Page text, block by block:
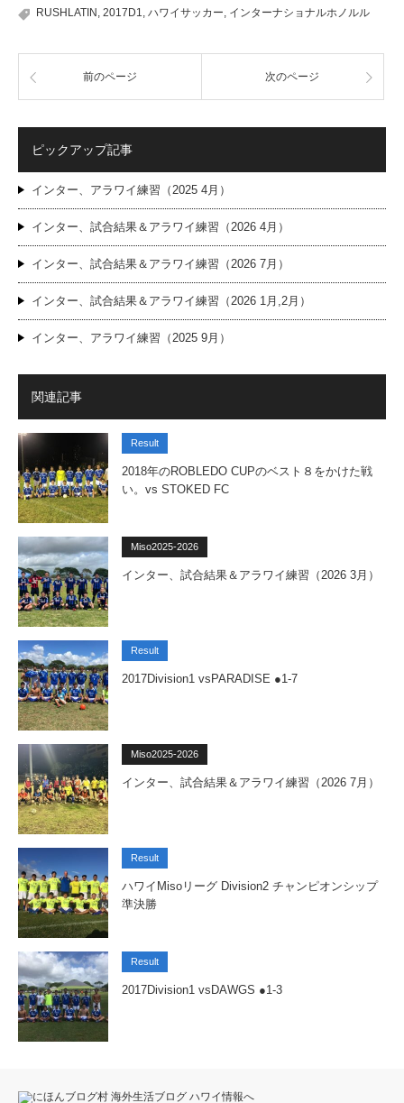
RUSHLATIN, 2017D1, ハワイサッカー, インターナショナルホノルル
前のページ 次のページ
ピックアップ記事
インター、アラワイ練習（2025 4月）
インター、試合結果＆アラワイ練習（2026 4月）
インター、試合結果＆アラワイ練習（2026 7月）
インター、試合結果＆アラワイ練習（2026 1月,2月）
インター、アラワイ練習（2025 9月）
関連記事
Result
2018年のROBLEDO CUPのベスト８をかけた戦
い。vs STOKED FC
Miso2025-2026
インター、試合結果＆アラワイ練習（2026 3月）
Result
2017Division1 vsPARADISE ●1-7
Miso2025-2026
インター、試合結果＆アラワイ練習（2026 7月）
Result
ハワイMisoリーグ Division2 チャンピオンシップ
準決勝
Result
2017Division1 vsDAWGS ●1-3